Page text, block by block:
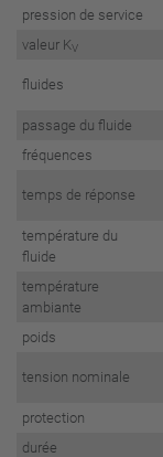
pression de service
valeur KV
fluides
passage du fluide
fréquences
temps de réponse
température du
fluide
température
ambiante
poids
tension nominale
protection
durée